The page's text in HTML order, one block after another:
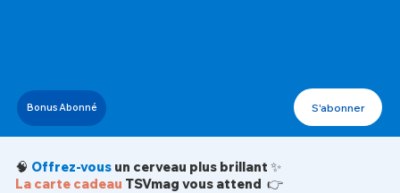
Bonus Abonné S'abonner
🧠 Offrez-vous un cerveau plus brillant ✨
La carte cadeau TSVmag vous attend 👉